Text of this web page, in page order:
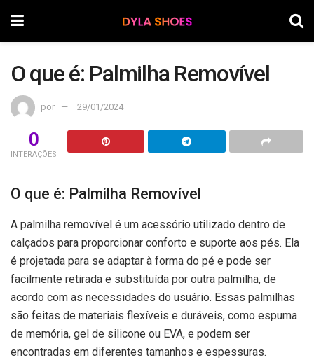
O que é: Palmilha Removível
por 29/01/2024
0
INTERAÇÕES
O que é: Palmilha Removível
A palmilha removível é um acessório utilizado dentro de
calçados para proporcionar conforto e suporte aos pés. Ela
é projetada para se adaptar à forma do pé e pode ser
facilmente retirada e substituída por outra palmilha, de
acordo com as necessidades do usuário. Essas palmilhas
são feitas de materiais flexíveis e duráveis, como espuma
de memória, gel de silicone ou EVA, e podem ser
encontradas em diferentes tamanhos e espessuras.